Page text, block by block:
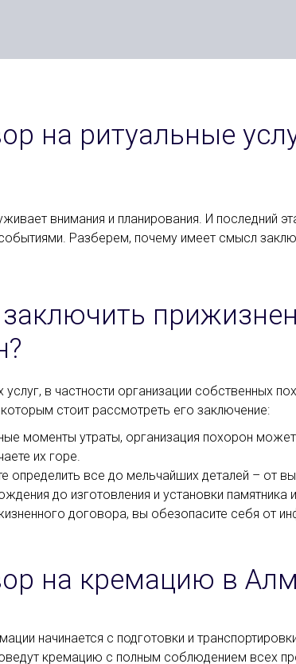
на ритуальные
внимания и планирования. И последний
Разберем, почему имеет смысл
в частности организации собственных
стоит рассмотреть его заключение:
моменты утраты, организация похорон
их горе.
определить все до мельчайших деталей – от
до изготовления и установки
договора, вы обезопасите себя от
на кремацию в
начинается с подготовки и
кремацию с полным соблюдением всех